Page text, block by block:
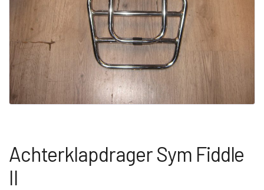
Achterklapdrager Sym Fiddle
II